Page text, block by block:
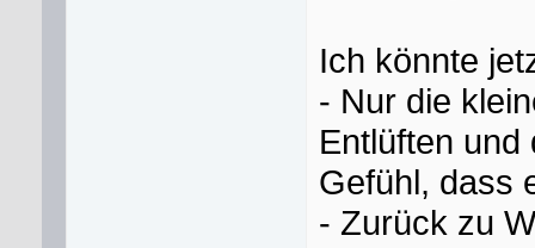
Ich könnte
- Nur die
Entlüften und
Gefühl, dass
- Zurück zu